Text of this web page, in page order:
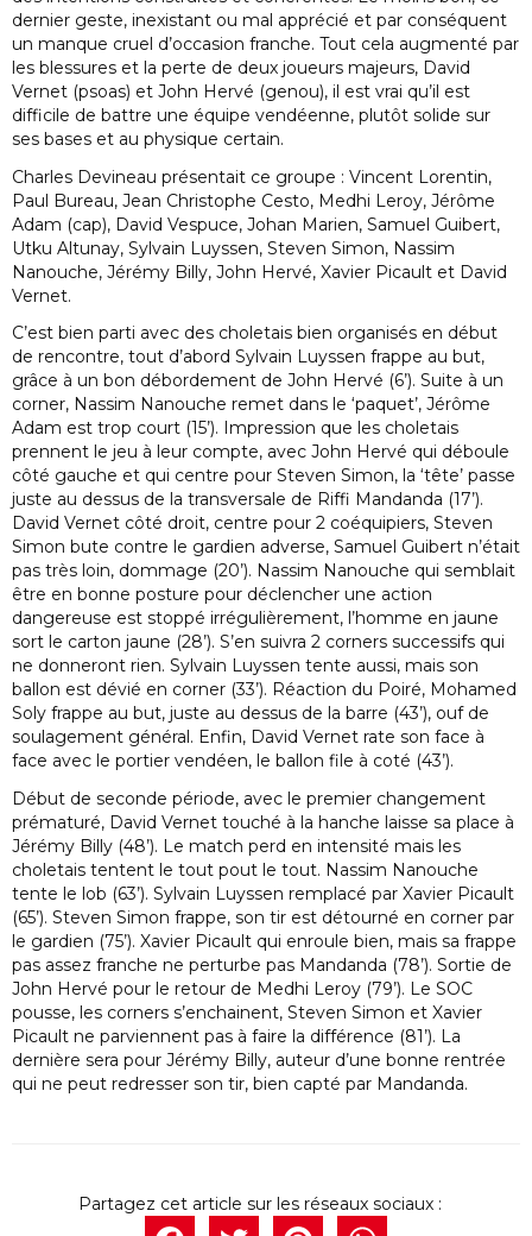
dernier geste, inexistant ou mal apprécié et par conséquent
un manque cruel d’occasion franche. Tout cela augmenté par
les blessures et la perte de deux joueurs majeurs, David
Vernet (psoas) et John Hervé (genou), il est vrai qu’il est
difficile de battre une équipe vendéenne, plutôt solide sur
ses bases et au physique certain.
Charles Devineau présentait ce groupe : Vincent Lorentin,
Paul Bureau, Jean Christophe Cesto, Medhi Leroy, Jérôme
Adam (cap), David Vespuce, Johan Marien, Samuel Guibert,
Utku Altunay, Sylvain Luyssen, Steven Simon, Nassim
Nanouche, Jérémy Billy, John Hervé, Xavier Picault et David
Vernet.
C’est bien parti avec des choletais bien organisés en début
de rencontre, tout d’abord Sylvain Luyssen frappe au but,
grâce à un bon débordement de John Hervé (6’). Suite à un
corner, Nassim Nanouche remet dans le ‘paquet’, Jérôme
Adam est trop court (15’). Impression que les choletais
prennent le jeu à leur compte, avec John Hervé qui déboule
côté gauche et qui centre pour Steven Simon, la ‘tête’ passe
juste au dessus de la transversale de Riffi Mandanda (17’).
David Vernet côté droit, centre pour 2 coéquipiers, Steven
Simon bute contre le gardien adverse, Samuel Guibert n’était
pas très loin, dommage (20’). Nassim Nanouche qui semblait
être en bonne posture pour déclencher une action
dangereuse est stoppé irrégulièrement, l’homme en jaune
sort le carton jaune (28’). S’en suivra 2 corners successifs qui
ne donneront rien. Sylvain Luyssen tente aussi, mais son
ballon est dévié en corner (33’). Réaction du Poiré, Mohamed
Soly frappe au but, juste au dessus de la barre (43’), ouf de
soulagement général. Enfin, David Vernet rate son face à
face avec le portier vendéen, le ballon file à coté (43’).
Début de seconde période, avec le premier changement
prématuré, David Vernet touché à la hanche laisse sa place à
Jérémy Billy (48’). Le match perd en intensité mais les
choletais tentent le tout pout le tout. Nassim Nanouche
tente le lob (63’). Sylvain Luyssen remplacé par Xavier Picault
(65’). Steven Simon frappe, son tir est détourné en corner par
le gardien (75’). Xavier Picault qui enroule bien, mais sa frappe
pas assez franche ne perturbe pas Mandanda (78’). Sortie de
John Hervé pour le retour de Medhi Leroy (79’). Le SOC
pousse, les corners s’enchainent, Steven Simon et Xavier
Picault ne parviennent pas à faire la différence (81’). La
dernière sera pour Jérémy Billy, auteur d’une bonne rentrée
qui ne peut redresser son tir, bien capté par Mandanda.